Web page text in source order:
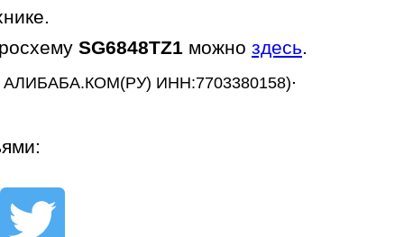
SG6848TZ1 можно здесь
ИНН:7703380158).